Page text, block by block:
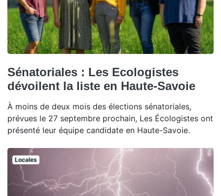
Sénatoriales : Les Ecologistes
dévoilent la liste en Haute-Savoie
À moins de deux mois des élections sénatoriales,
prévues le 27 septembre prochain, Les Écologistes ont
présenté leur équipe candidate en Haute-Savoie.
Locales